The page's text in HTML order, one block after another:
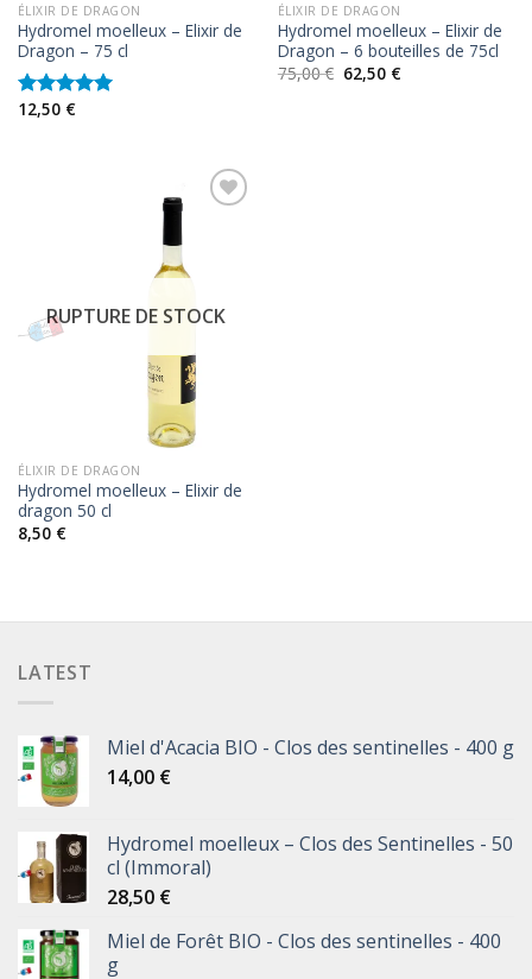
ÉLIXIR DE DRAGON
Hydromel moelleux – Elixir de
Dragon – 75 cl
Note 5.00
12,50 €
ÉLIXIR DE DRAGON
Hydromel moelleux – Elixir de
Dragon – 6 bouteilles de 75cl
75,00€ 62,50 €
RUPTURE DE STOCK
ÉLIXIR DE DRAGON
Hydromel moelleux – Elixir de
dragon 50 cl
8,50 €
LATEST
Miel d'Acacia BIO - Clos des sentinelles - 400 g
14,00 €
Hydromel moelleux – Clos des Sentinelles - 50
cl (Immoral)
28,50 €
Miel de Forêt BIO - Clos des sentinelles - 400
g